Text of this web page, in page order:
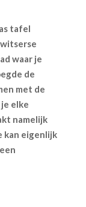
tafel
waar je
de
met de
elke
namelijk
kan eigenlijk